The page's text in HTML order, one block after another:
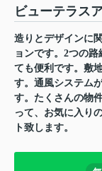
ビューテラス
造りとデザインに
ョンです。2つの
ても便利です。敷
す。通風システム
す。たくさんの物
って、お気に入り
ト致します。